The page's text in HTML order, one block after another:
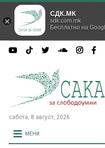
сабота, 8 август, 2026
МЕНИ
СДК.МК
sdk.com.mk
Бесплатно на